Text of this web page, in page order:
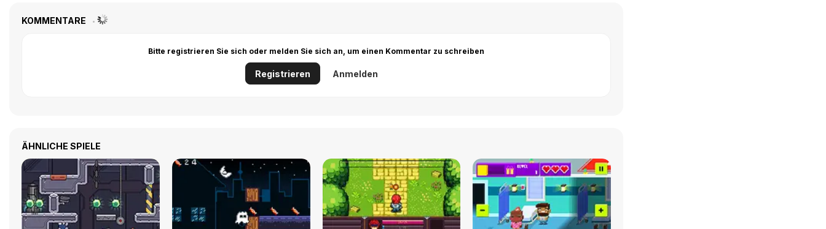
KOMMENTARE
Bitte registrieren Sie sich oder melden Sie sich an, um einen Kommentar zu schreiben
Registrieren Anmelden
ÄHNLICHE SPIELE